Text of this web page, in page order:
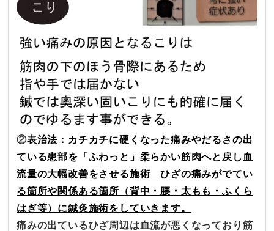
②表治法 ：カチカチに硬くなった痛みやだるさの出
ている患部を「ふわっと」柔らかい筋肉へと戻し血
流量の大幅改善をさせる施術ひざの痛みがでてい
る箇所や関係ある箇所（背中・腰・太もも・ふくら
はぎ等）に鍼灸施術をしていきます。
痛みの出ているひざ周辺は血流が悪くなっており筋